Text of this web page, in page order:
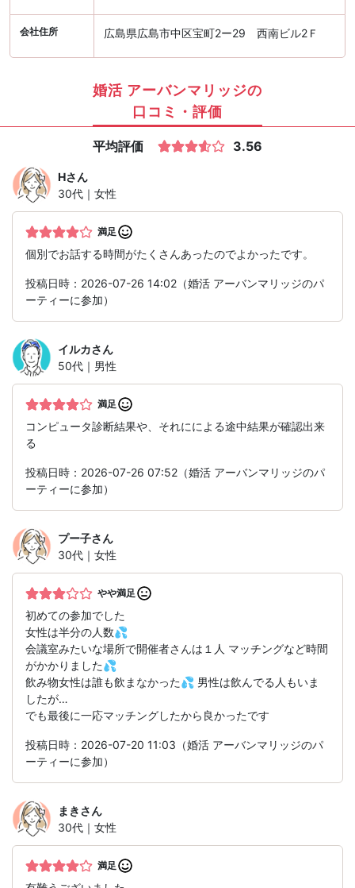
会社住所 広島県広島市中区宝町2ー29 西南ビル2Ｆ
婚活 アーバンマリッジの
口コミ・評価
平均評価 3.56
Hさん
30代｜女性
満足
個別でお話する時間がたくさんあったのでよかったです。
投稿日時：2026-07-26 14:02（婚活 アーバンマリッジのパ
ーティーに参加）
イルカさん
50代｜男性
満足
コンピュータ診断結果や、それにによる途中結果が確認出来
る
投稿日時：2026-07-26 07:52（婚活 アーバンマリッジのパ
ーティーに参加）
プー子さん
30代｜女性
やや満足
初めての参加でした
女性は半分の人数💦
会議室みたいな場所で開催者さんは１人 マッチングなど時間
がかかりました💦
飲み物女性は誰も飲まなかった💦 男性は飲んでる人もいま
したが…
でも最後に一応マッチングしたから良かったです
投稿日時：2026-07-20 11:03（婚活 アーバンマリッジのパ
ーティーに参加）
まきさん
30代｜女性
満足